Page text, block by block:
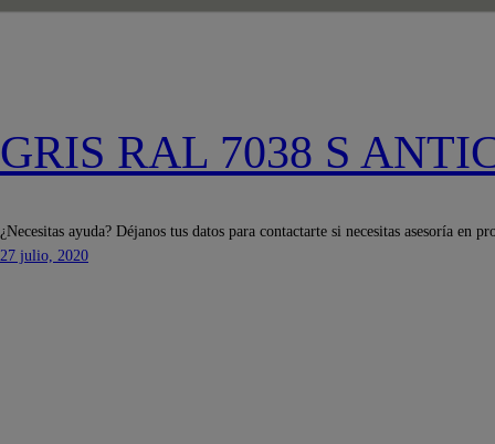
GRIS RAL 7038 S
¿Necesitas ayuda? Déjanos tus datos para contactarte si necesitas asesoría en
27 julio, 2020